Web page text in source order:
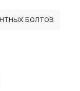
БОЛТОВ